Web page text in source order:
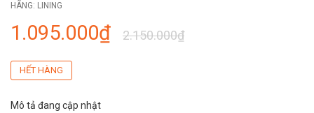
HÃNG: LINING
1.095.000₫ 2.150.000₫
HẾT HÀNG
Mô tả đang cập nhật